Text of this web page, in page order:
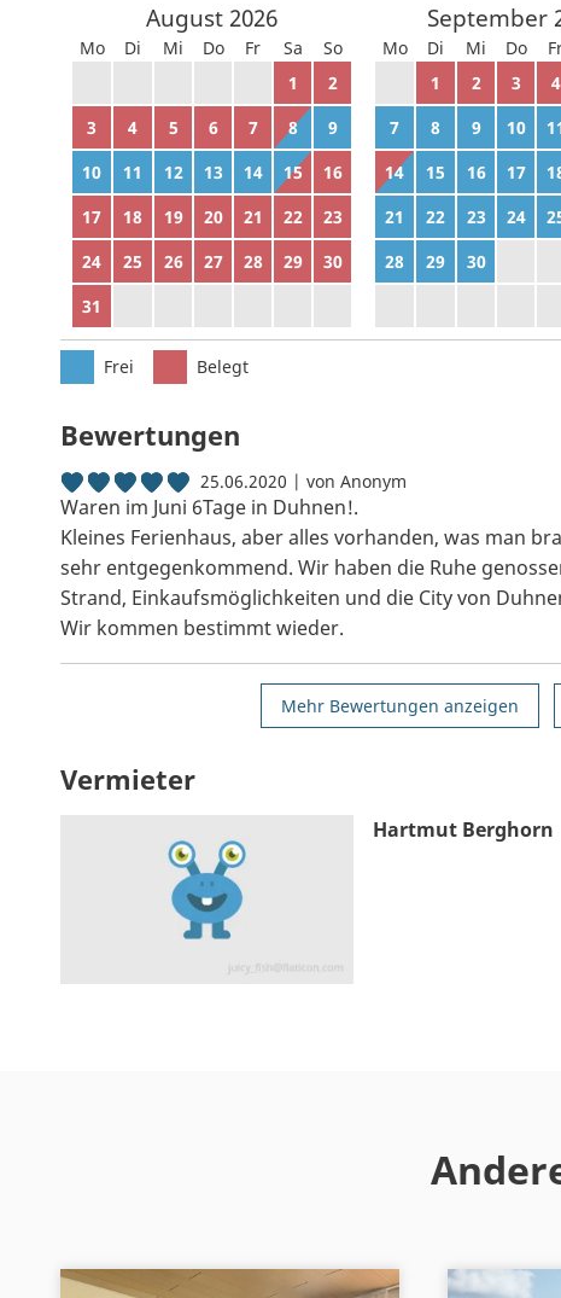
August 2026
Mo Di Mi Do Fr Sa
So
1
2
3
4 5 6 7 8
9
10
11 12 13 14 15
16
17
18 19 20 21 22
23
24
25 26 27 28 29
30
31
September
Mo Di Mi Do
1 2 3 4
7
8 9 10
14
15 16 17
21
22 23 24
28
29 30
Frei Belegt
Bewertungen
25.06.2020 | von Anonym
Waren im Juni 6Tage in Duhnen!.
Kleines Ferienhaus, aber alles vorhanden, was man
sehr entgegenkommend. Wir haben die Ruhe
Strand, Einkaufsmöglichkeiten und die City von
Wir kommen bestimmt wieder.
Mehr Bewertungen anzeigen
Vermieter
Hartmut Berghorn